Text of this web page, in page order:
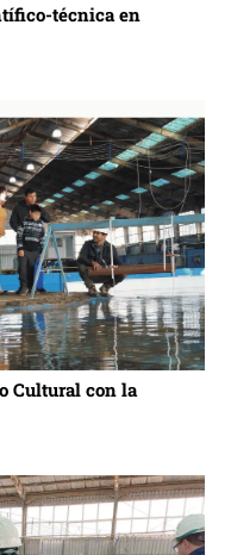
técnica en
Cultural con la